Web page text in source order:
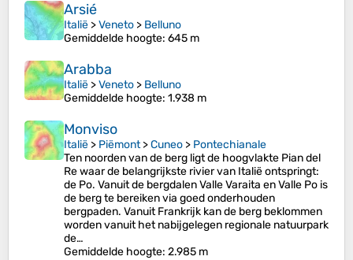
Arsié
Italië >Veneto > Belluno
Gemiddelde hoogte: 645 m
Arabba
Italië >Veneto > Belluno
Gemiddelde hoogte: 1.938 m
Monviso
Italië > Piëmont>Cuneo > Pontechianale
Ten noorden van de berg ligt de hoogvlakte Pian del
Re waar de belangrijkste rivier van Italië ontspringt:
de Po. Vanuit de bergdalen Valle Varaita en Valle Po is
de berg te bereiken via goed onderhouden
bergpaden. Vanuit Frankrijk kan de berg beklommen
worden vanuit het nabijgelegen regionale natuurpark
de…
Gemiddelde hoogte: 2.985 m